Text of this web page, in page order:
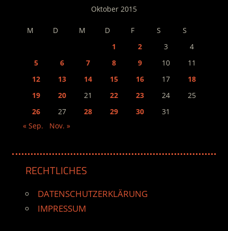
Oktober 2015
M D M D F S
S
1
2 3
4
5
6 7 8 9 10
11
12
13 14 15 16 17
18
19
20 21 22 23 24
25
26
27 28 29 30
31
« Sep.
Nov. »
RECHTLICHES
DATENSCHUTZERKLÄRUNG
IMPRESSUM